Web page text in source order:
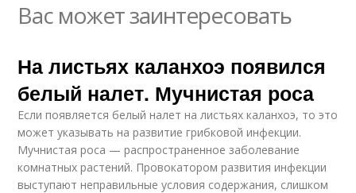
Вас может заинтересовать
На листьях каланхоэ появился
белый налет. Мучнистая роса
Если появляется белый налет на листьях каланхоэ, то это
может указывать на развитие грибковой инфекции.
Мучнистая роса — распространенное заболевание
комнатных растений. Провокатором развития инфекции
выступают неправильные условия содержания, слишком